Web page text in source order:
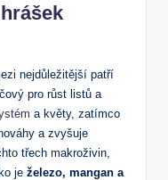
nejdůležitější patří
pro růst listů a
a květy, zatímco
a zvyšuje
třech makroživin,
je železo, mangan a